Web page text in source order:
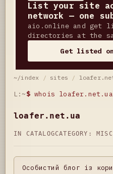
List your site
network — one
aio.online and get
directories at the
Get listed
~/index / sites /
L:~$ whois loafer.net.ua
loafer.net.ua
IN CATALOGCATEGORY:
Особистий блог із